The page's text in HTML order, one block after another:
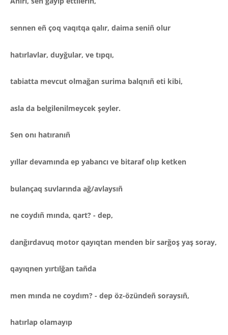
sennen eñ çoq vaqıtqa qalır, daima seniñ olur
hatırlavlar, duyğular, ve tıpqı,
tabiatta mevcut olmağan surima balqnıñ eti kibi,
asla da belgilenilmeycek şeyler.
Sen onı hatıranıñ
yıllar devamında ep yabancı ve bitaraf olıp ketken
bulançaq suvlarında ağ/avlaysıñ
ne coydıñ mında, qart? - dep,
danğırdavuq motor qayıqtan menden bir sarğoş yaş soray,
qayıqnen yırtılğan tañda
men mında ne coydım? - dep öz-özündeñ soraysıñ,
hatırlap olamayıp